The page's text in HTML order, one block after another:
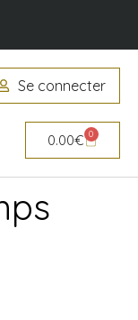
Se connecter
0.00€ 0